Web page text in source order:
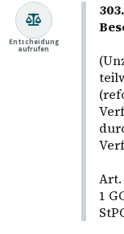
Art.
1
Entscheidung
aufrufen